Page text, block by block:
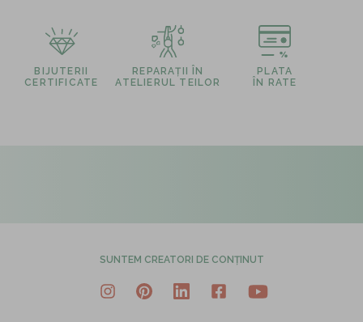
BIJUTERII
CERTIFICATE
REPARAȚII ÎN
ATELIERUL TEILOR
PLATA
ÎN RATE
SUNTEM CREATORI DE CONȚINUT